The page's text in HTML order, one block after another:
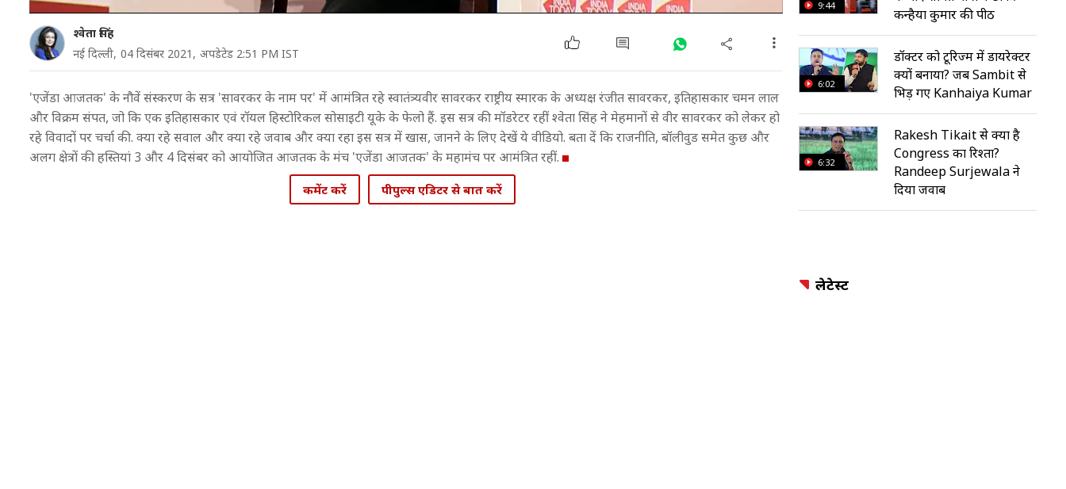
श्वेता सिंह
नई दिल्ली, 04 दिसंबर 2021, अपडेटेड 2:51 PM IST
'एजेंडा आजतक' के नौवें संस्करण के सत्र 'सावरकर के नाम पर' में आमंत्र‍ित रहे स्वातंत्र्यवीर सावरकर राष्ट्रीय स्मारक के अध्यक्ष रंजीत सावरकर, इतिहासकार चमन लाल
और विक्रम संपत, जो क‍ि एक इतिहासकार एवं रॉयल हिस्टोरिकल सोसाइटी यूके के फेलो हैं. इस सत्र की मॉडरेटर रहीं श्वेता स‍िंह ने मेहमानों से वीर सावरकर को लेकर हो
रहे विवादों पर चर्चा की. क्या रहे सवाल और क्या रहे जवाब और क्या रहा इस सत्र में खास, जानने के ल‍िए देखें ये वीड‍ियो. बता दें क‍ि राजनीत‍ि, बॉलीवुड समेत कुछ और
अलग क्षेत्रों की हस्त‍ियां 3 और 4 दिसंबर को आयोजित आजतक के मंच 'एजेंडा आजतक' के महामंच पर आमंत्र‍ित रहीं.
कमेंट करें पीपुल्स एडिटर से बात करें
9:44
कन्हैया कुमार की पीठ
6:02
डॉक्टर को टूरिज्म में डायरेक्टर
क्यों बनाया? जब Sambit से
भिड़ गए Kanhaiya Kumar
6:32
Rakesh Tikait से क्या है
Congress का रिश्ता?
Randeep Surjewala ने
दिया जवाब
लेटेस्ट